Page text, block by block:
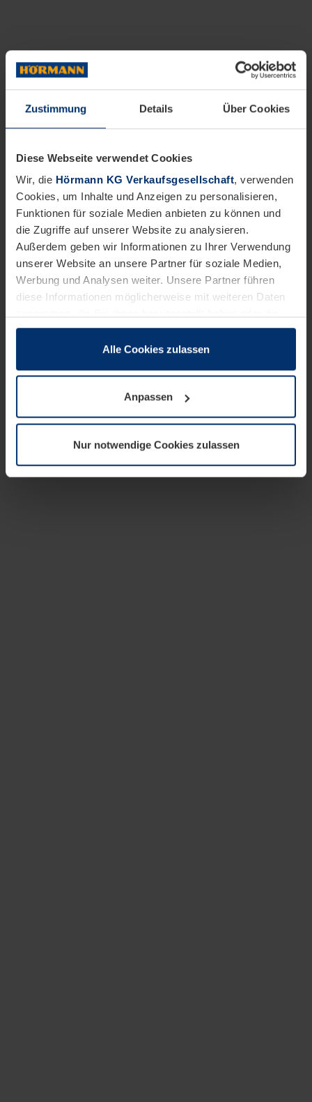
Zustimmung Details Über Cookies
Diese Webseite verwendet Cookies
Wir, die Hörmann KG Verkaufsgesellschaft, verwenden
Cookies, um Inhalte und Anzeigen zu personalisieren,
Funktionen für soziale Medien anbieten zu können und
die Zugriffe auf unserer Website zu analysieren.
Außerdem geben wir Informationen zu Ihrer Verwendung
unserer Website an unsere Partner für soziale Medien,
Werbung und Analysen weiter. Unsere Partner führen
diese Informationen möglicherweise mit weiteren Daten
sie im Rahmen Ihrer Nutzung der Dienste gesammelt
wenn diese für den Betrieb dieser Seite unbedingt
notwendig sind. Für alle anderen Cookie-Typen benötigen
wir Ihre Erlaubnis. Ihre Einwilligung können Sie jederzeit
Datenschutzerklärungunserer Website ändern oder
widerrufen.
Alle Cookies zulassen
Anpassen
Nur notwendige Cookies zulassen